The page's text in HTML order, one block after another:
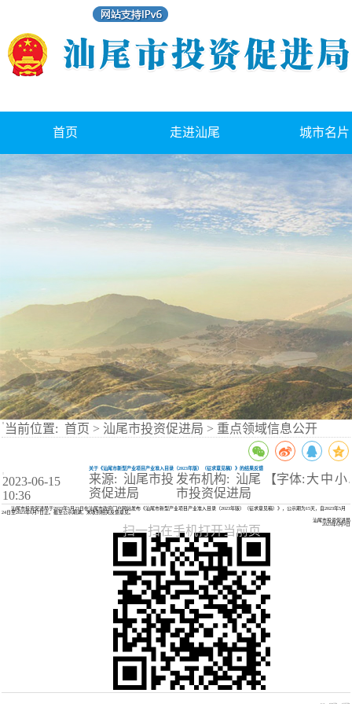
首页 走进汕尾 城市名片
当前位置: 首页 > 汕尾市投资促进局 > 重点领域信息公开
关于《汕尾市新型产业项目产业准入目录（2023年版）（征求意见稿）》的结果反馈
2023-06-15
10:36
来源: 汕尾市投
资促进局
发布机构: 汕尾
市投资促进局
【字体: 大 中小
汕尾市投资促进局于2023年5月23日在汕尾市政府门户网站发布《汕尾市新型产业项目产业准入目录（2023年版）（征求意见稿）》，公示期为15天，自2023年5月
24日至2023年6月7日止。截至公示期满，未收到相关反馈意见。
汕尾市投资促进局
2023年6月9日
扫一扫在手机打开当前页